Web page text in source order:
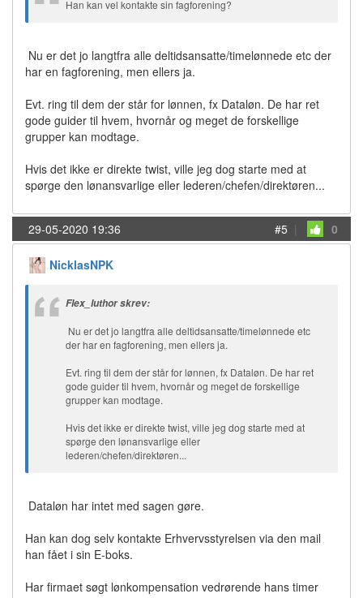
Han kan vel kontakte sin fagforening?
Nu er det jo langtfra alle deltidsansatte/timelønnede etc der
har en fagforening, men ellers ja.
Evt. ring til dem der står for lønnen, fx Dataløn. De har ret
gode guider til hvem, hvornår og meget de forskellige
grupper kan modtage.
Hvis det ikke er direkte twist, ville jeg dog starte med at
spørge den lønansvarlige eller lederen/chefen/direktøren...
29-05-2020 19:36 #5 | 0
NicklasNPK
Flex_luthor skrev:
Nu er det jo langtfra alle deltidsansatte/timelønnede etc
der har en fagforening, men ellers ja.
Evt. ring til dem der står for lønnen, fx Dataløn. De har ret
gode guider til hvem, hvornår og meget de forskellige
grupper kan modtage.
Hvis det ikke er direkte twist, ville jeg dog starte med at
spørge den lønansvarlige eller
lederen/chefen/direktøren...
Dataløn har intet med sagen gøre.
Han kan dog selv kontakte Erhvervsstyrelsen via den mail
han fået i sin E-boks.
Har firmaet søgt lønkompensation vedrørende hans timer